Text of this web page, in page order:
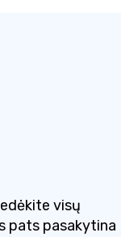
visų
pats pasakytina